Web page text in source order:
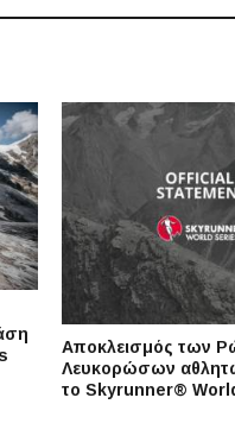
Αποκλεισμός των
Λευκορώσων
το Skyrunner®